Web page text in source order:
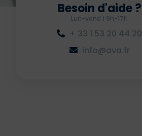
Besoin d'aide ?
Lun-vend | 9h-17h
+ 33 1 53 20 44 20
info@ava.fr